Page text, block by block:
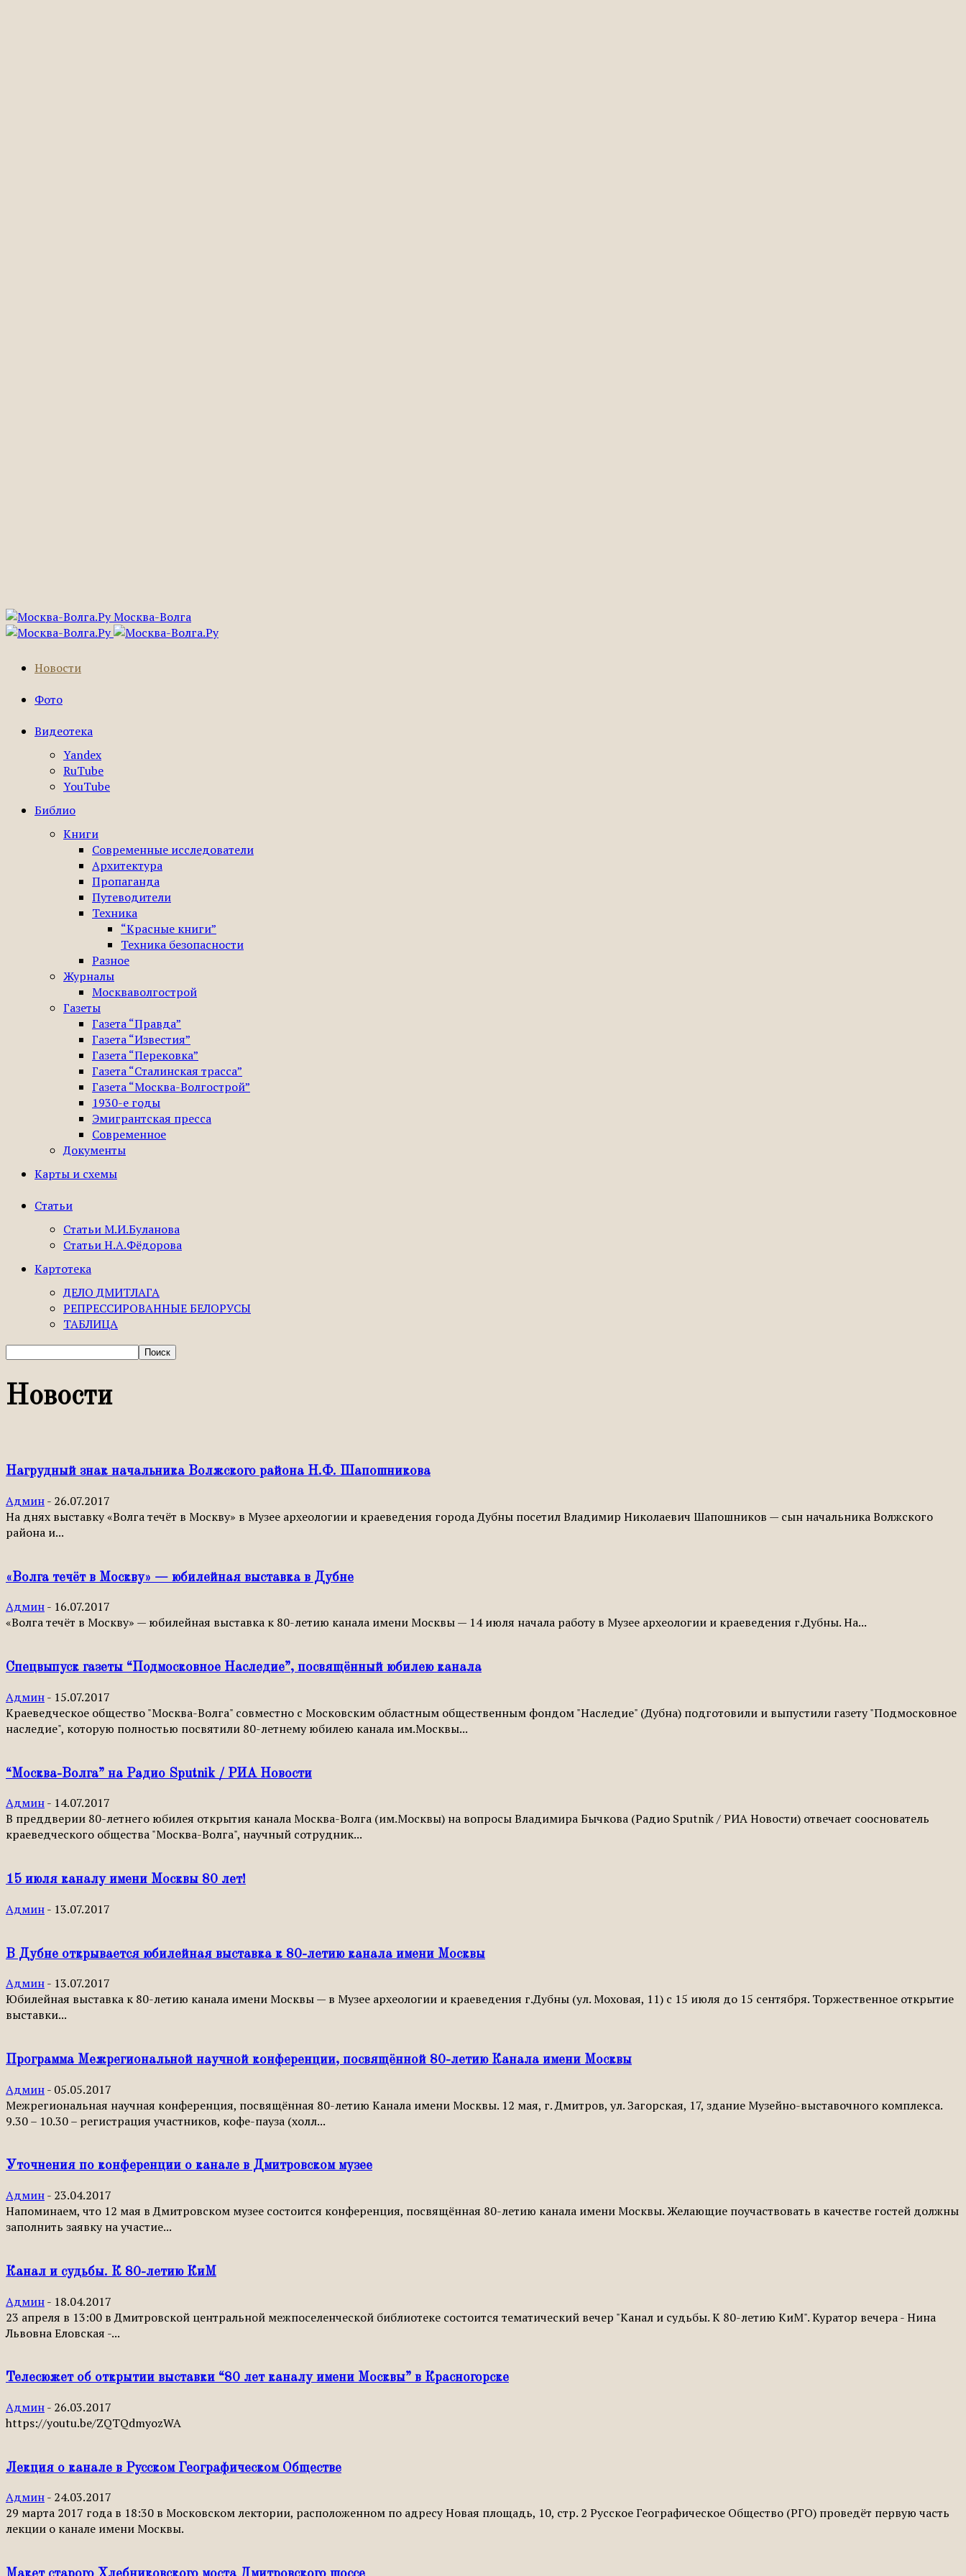
Москва-Волга
Новости
Фото
Видеотека
Yandex
RuTube
YouTube
Библио
Книги
Современные исследователи
Архитектура
Пропаганда
Путеводители
Техника
“Красные книги”
Техника безопасности
Разное
Журналы
Москваволгострой
Газеты
Газета “Правда”
Газета “Известия”
Газета “Перековка”
Газета “Сталинская трасса”
Газета “Москва-Волгострой”
1930-е годы
Эмигрантская пресса
Современное
Документы
Карты и схемы
Статьи
Статьи М.И.Буланова
Статьи Н.А.Фёдорова
Картотека
ДЕЛО ДМИТЛАГА
РЕПРЕССИРОВАННЫЕ БЕЛОРУСЫ
ТАБЛИЦА
Новости
Нагрудный знак начальника Волжского района Н.Ф. Шапошникова
Админ- 26.07.2017
На днях выставку «Волга течёт в Москву» в Музее археологии и краеведения города Дубны посетил Владимир Николаевич Шапошников — сын начальника Волжского
района и...
«Волга течёт в Москву» — юбилейная выставка в Дубне
Админ- 16.07.2017
«Волга течёт в Москву» — юбилейная выставка к 80-летию канала имени Москвы — 14 июля начала работу в Музее археологии и краеведения г.Дубны. На...
Спецвыпуск газеты “Подмосковное Наследие”, посвящённый юбилею канала
Админ- 15.07.2017
Краеведческое общество "Москва-Волга" совместно с Московским областным общественным фондом "Наследие" (Дубна) подготовили и выпустили газету "Подмосковное
наследие", которую полностью посвятили 80-летнему юбилею канала им.Москвы...
“Москва-Волга” на Радио Sputnik / РИА Новости
Админ- 14.07.2017
В преддверии 80-летнего юбилея открытия канала Москва-Волга (им.Москвы) на вопросы Владимира Бычкова (Радио Sputnik / РИА Новости) отвечает сооснователь
краеведческого общества "Москва-Волга", научный сотрудник...
15 июля каналу имени Москвы 80 лет!
Админ- 13.07.2017
В Дубне открывается юбилейная выставка к 80-летию канала имени Москвы
Админ- 13.07.2017
Юбилейная выставка к 80-летию канала имени Москвы — в Музее археологии и краеведения г.Дубны (ул. Моховая, 11) с 15 июля до 15 сентября. Торжественное открытие
выставки...
Программа Межрегиональной научной конференции, посвящённой 80-летию Канала имени Москвы
Админ- 05.05.2017
Межрегиональная научная конференция, посвящённая 80-летию Канала имени Москвы. 12 мая, г. Дмитров, ул. Загорская, 17, здание Музейно-выставочного комплекса.
9.30 – 10.30 – регистрация участников, кофе-пауза (холл...
Уточнения по конференции о канале в Дмитровском музее
Админ- 23.04.2017
Напоминаем, что 12 мая в Дмитровском музее состоится конференция, посвящённая 80-летию канала имени Москвы. Желающие поучаствовать в качестве гостей должны
заполнить заявку на участие...
Канал и судьбы. К 80-летию КиМ
Админ- 18.04.2017
23 апреля в 13:00 в Дмитровской центральной межпоселенческой библиотеке состоится тематический вечер "Канал и судьбы. К 80-летию КиМ". Куратор вечера - Нина
Львовна Еловская -...
Телесюжет об открытии выставки “80 лет каналу имени Москвы” в Красногорске
Админ- 26.03.2017
https://youtu.be/ZQTQdmyozWA
Лекция о канале в Русском Географическом Обществе
Админ- 24.03.2017
29 марта 2017 года в 18:30 в Московском лектории, расположенном по адресу Новая площадь, 10, стр. 2 Русское Географическое Общество (РГО) проведёт первую часть
лекции о канале имени Москвы.